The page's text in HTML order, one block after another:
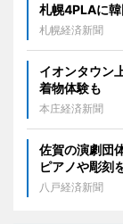
札幌4PLAに
札幌経済新聞
イオンタウン
着物体験も
本庄経済新聞
佐賀の演劇団
ピアノや彫刻
八戸経済新聞